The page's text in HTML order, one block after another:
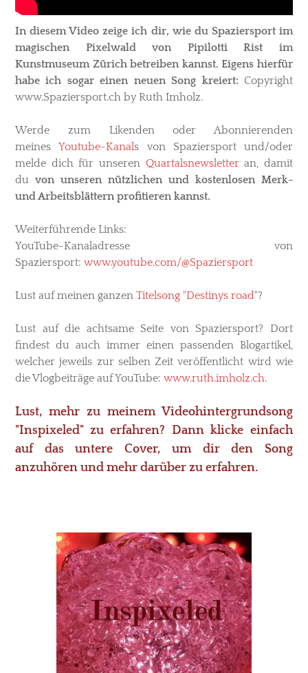
In diesem Video zeige ich dir, wie du Spaziersport im
magischen Pixelwald von Pipilotti Rist im
Kunstmuseum Zürich betreiben kannst. Eigens hierfür
habe ich sogar einen neuen Song kreiert: Copyright
www.Spaziersport.ch by Ruth Imholz.
Werde zum Likenden oder Abonnierenden
meinesYoutube-Kanals von Spaziersport und/oder
melde dich für unseren Quartalsnewsletteran, damit
du von unseren nützlichen und kostenlosen Merk-
und Arbeitsblättern profitieren kannst.
Weiterführende Links:
YouTube-Kanaladresse von
Spaziersport: www.youtube.com/@Spaziersport
Lust auf meinen ganzen Titelsong "Destinys road "?
Lust auf die achtsame Seite von Spaziersport? Dort
findest du auch immer einen passenden Blogartikel,
welcher jeweils zur selben Zeit veröffentlicht wird wie
die Vlogbeiträge auf YouTube: www.ruth.imholz.ch.
Lust, mehr zu meinem Videohintergrundsong
"Inspixeled" zu erfahren? Dann klicke einfach
auf das untere Cover, um dir den Song
anzuhören und mehr darüber zu erfahren.